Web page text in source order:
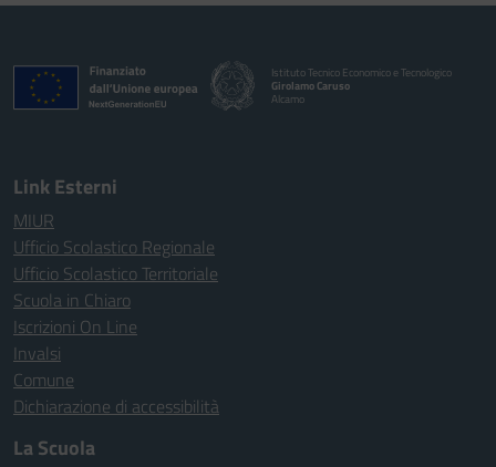
Istituto Tecnico Economico e Tecnologico
Girolamo Caruso
Alcamo
Link Esterni
MIUR
Ufficio Scolastico Regionale
Ufficio Scolastico Territoriale
Scuola in Chiaro
Iscrizioni On Line
Invalsi
Comune
Dichiarazione di accessibilità
La Scuola